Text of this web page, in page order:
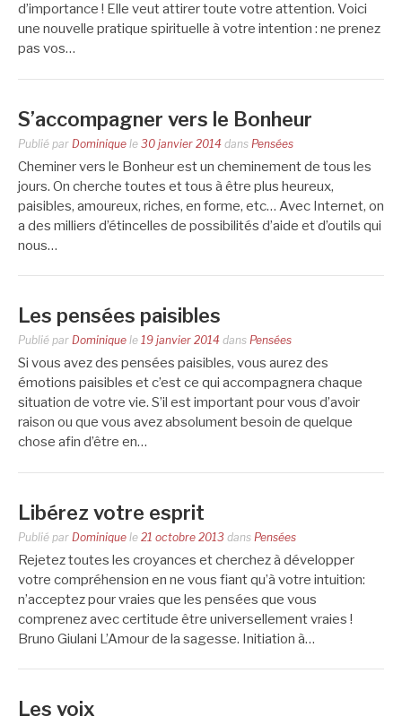
d’importance ! Elle veut attirer toute votre attention. Voici
une nouvelle pratique spirituelle à votre intention : ne prenez
pas vos…
S’accompagner vers le Bonheur
Publié par Dominique le 30 janvier 2014 dans Pensées
Cheminer vers le Bonheur est un cheminement de tous les
jours. On cherche toutes et tous à être plus heureux,
paisibles, amoureux, riches, en forme, etc… Avec Internet, on
a des milliers d’étincelles de possibilités d’aide et d’outils qui
nous…
Les pensées paisibles
Publié par Dominique le 19 janvier 2014 dans Pensées
Si vous avez des pensées paisibles, vous aurez des
émotions paisibles et c’est ce qui accompagnera chaque
situation de votre vie. S’il est important pour vous d’avoir
raison ou que vous avez absolument besoin de quelque
chose afin d’être en…
Libérez votre esprit
Publié par Dominique le 21 octobre 2013 dans Pensées
Rejetez toutes les croyances et cherchez à développer
votre compréhension en ne vous fiant qu’à votre intuition:
n’acceptez pour vraies que les pensées que vous
comprenez avec certitude être universellement vraies !
Bruno Giulani L’Amour de la sagesse. Initiation à…
Les voix